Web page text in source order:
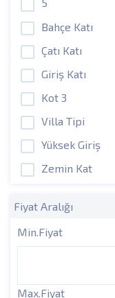
5
Bahçe Katı
Çatı Katı
Giriş Katı
Kot 3
Villa Tipi
Yüksek Giriş
Zemin Kat
Fiyat Aralığı
Min.Fiyat
Max.Fiyat